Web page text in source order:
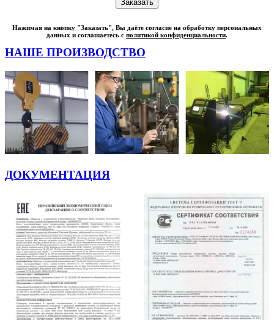
Нажимая на кнопку "Заказать", Вы даёте согласие на обработку персональных
данных и соглашаетесь с политикой конфиденциальности.
НАШЕ ПРОИЗВОДСТВО
ДОКУМЕНТАЦИЯ